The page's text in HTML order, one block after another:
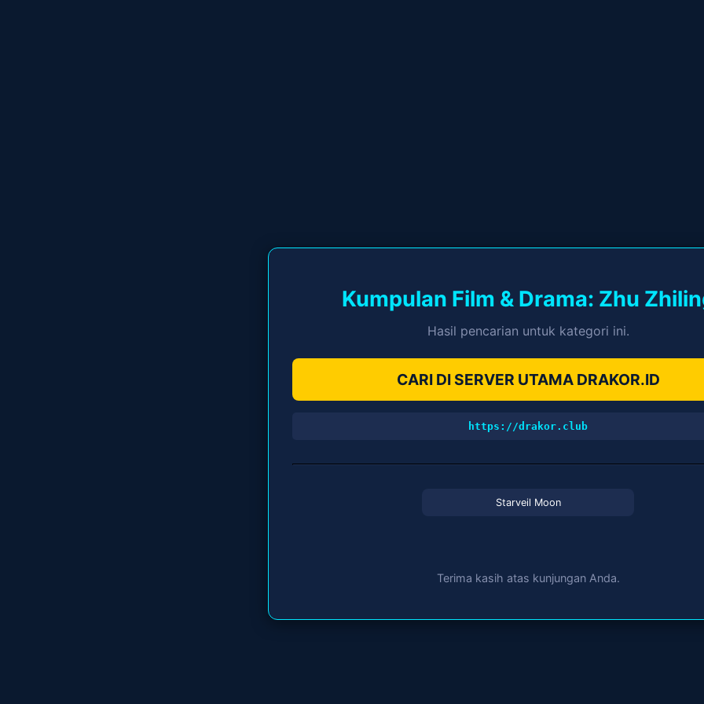
Kumpulan Film & Drama: Zhu
Hasil pencarian untuk kategori ini.
CARI DI SERVER UTAMA DRAKOR.ID
https://drakor.club
Starveil Moon
Terima kasih atas kunjungan Anda.